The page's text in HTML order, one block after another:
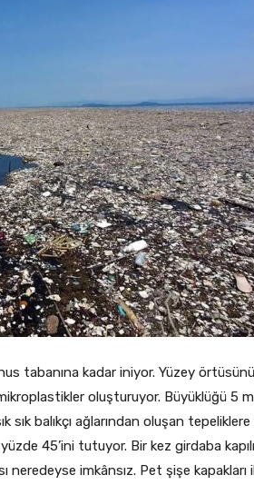
tabanına kadar iniyor. Yüzey
oluşturuyor. Büyüklüğü 5
balıkçı ağlarından oluşan tepeliklere
45’ini tutuyor. Bir kez girdaba
neredeyse imkânsız. Pet şişe